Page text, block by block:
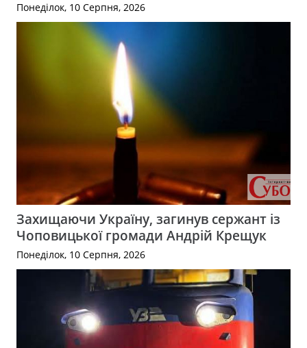
Понеділок, 10 Серпня, 2026
Захищаючи Україну, загинув сержант із
Чоповицької громади Андрій Крещук
Понеділок, 10 Серпня, 2026